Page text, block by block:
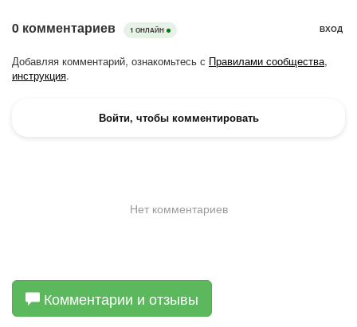
Комментарии и отзывы